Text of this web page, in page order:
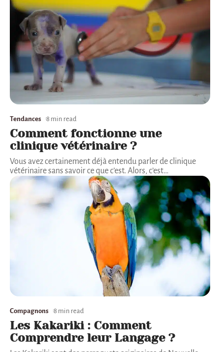
Tendances 8 min read
Comment fonctionne une
clinique vétérinaire ?
Vous avez certainement déjà entendu parler de clinique
vétérinaire sans savoir ce que c’est. Alors, c’est…
Compagnons 8 min read
Les Kakariki : Comment
Comprendre leur Langage ?